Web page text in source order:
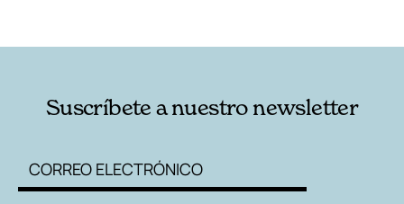
Suscríbete a nuestro newsletter